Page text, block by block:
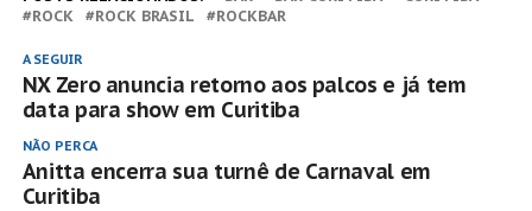
ROCK
ROCK BRASIL ROCKBAR
A SEGUIR
NX Zero anuncia retorno aos palcos e já tem
data para show em Curitiba
NÃO PERCA
Anitta encerra sua turnê de Carnaval em
Curitiba